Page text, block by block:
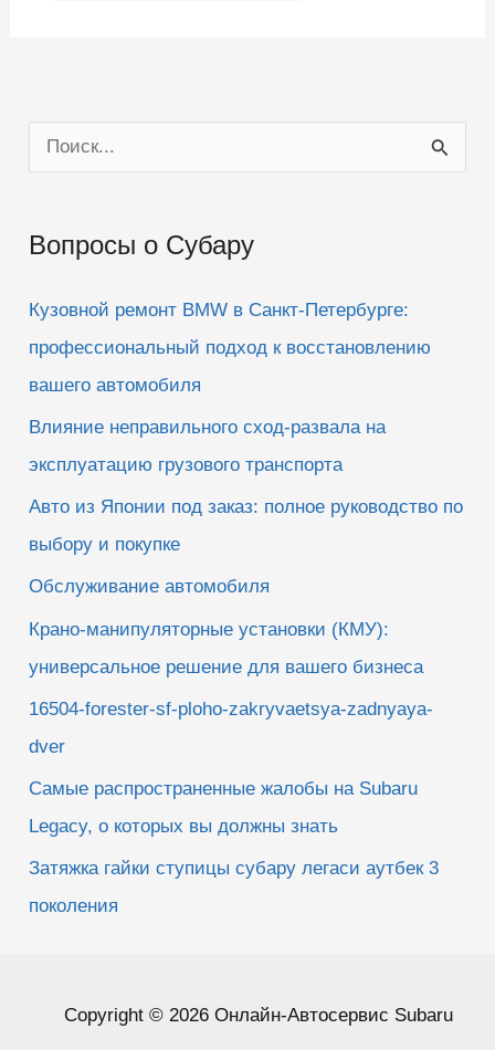
о
с
Вопросы о Субару
Кузовной ремонт BMW в Санкт-Петербурге:
профессиональный подход к восстановлению
вашего автомобиля
Влияние неправильного сход-развала на
эксплуатацию грузового транспорта
Авто из Японии под заказ: полное руководство по
выбору и покупке
Обслуживание автомобиля
Крано-манипуляторные установки (КМУ):
универсальное решение для вашего бизнеса
16504-forester-sf-ploho-zakryvaetsya-zadnyaya-
dver
Самые распространенные жалобы на Subaru
Legacy, о которых вы должны знать
Затяжка гайки ступицы субару легаси аутбек 3
поколения
Copyright © 2026 Онлайн-Автосервис Subaru